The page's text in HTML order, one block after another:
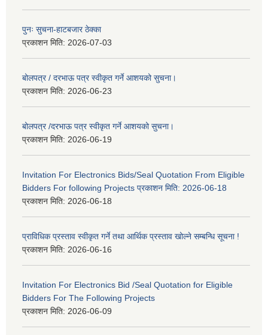
पुनः सुचना-हाटबजार ठेक्का
प्रकाशन मिति: 2026-07-03
बोलपत्र / दरभाऊ पत्र स्वीकृत गर्ने आशयको सुचना।
प्रकाशन मिति: 2026-06-23
बोलपत्र /दरभाऊ पत्र स्वीकृत गर्ने आशयको सुचना।
प्रकाशन मिति: 2026-06-19
Invitation For Electronics Bids/Seal Quotation From Eligible
Bidders For following Projects प्रकाशन मिति: 2026-06-18
प्रकाशन मिति: 2026-06-18
प्राविधिक प्रस्ताव स्वीकृत गर्ने तथा आर्थिक प्रस्ताव खोल्ने सम्बन्धि सूचना !
प्रकाशन मिति: 2026-06-16
Invitation For Electronics Bid /Seal Quotation for Eligible
Bidders For The Following Projects
प्रकाशन मिति: 2026-06-09